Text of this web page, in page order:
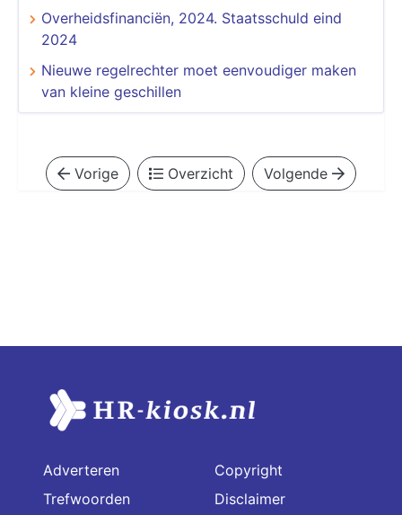
Overheidsfinanciën, 2024. Staatsschuld eind
2024
Nieuwe regelrechter moet eenvoudiger maken
van kleine geschillen
Vorige Overzicht Volgende
Adverteren
Trefwoorden
Copyright
Disclaimer